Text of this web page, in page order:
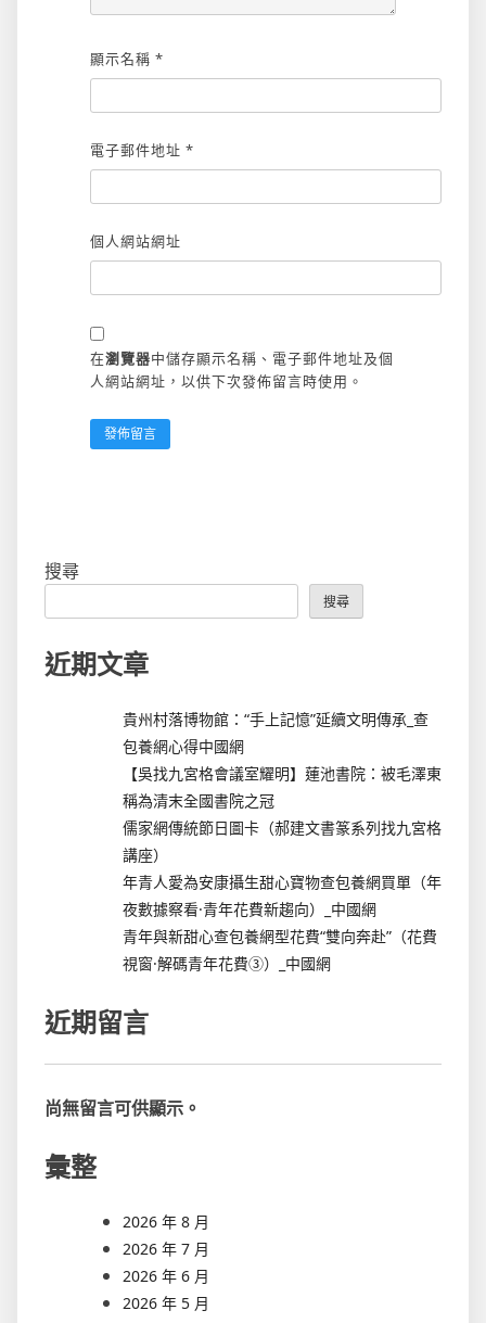
顯示名稱 *
電子郵件地址 *
個人網站網址
在瀏覽器中儲存顯示名稱、電子郵件地址及個
人網站網址，以供下次發佈留言時使用。
搜尋
搜尋
近期文章
貴州村落博物館：“手上記憶”延續文明傳承_查
包養網心得中國網
【吳找九宮格會議室耀明】蓮池書院：被毛澤東
稱為清末全國書院之冠
儒家網傳統節日圖卡（郝建文書篆系列找九宮格
講座）
年青人愛為安康攝生甜心寶物查包養網買單（年
夜數據察看·青年花費新趨向）_中國網
青年與新甜心查包養網型花費“雙向奔赴”（花費
視窗·解碼青年花費③）_中國網
近期留言
尚無留言可供顯示。
彙整
2026 年 8 月
2026 年 7 月
2026 年 6 月
2026 年 5 月